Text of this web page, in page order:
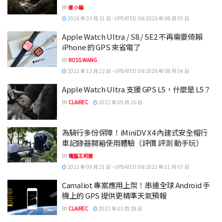
BY達小編
2026 年 03 月 31 日 - UPDATED ON 2026 年 08 月 05 日
Apple Watch Ultra / S8 / SE2 不再需要倚賴
iPhone 的 GPS 來省電了
BY ROSS WANG
2022 年 12 月 22 日 - UPDATED ON 2026 年 08 月 04 日
Apple Watch Ultra 支援 GPS L5，什麼是 L5？
BY CLAIREC 2022 年 09 月 26 日
為騎行多份保障！iMiniDV X4 內建式安全帽行
車記錄器開箱使用體驗（評價 評測 動手玩）
BY 電腦王阿達
2022 年 09 月 21 日 - UPDATED ON 2022 年 11 月 07 日
Camaliot 專案應用上架！串連全球 Android 手
機上的 GPS 提供更精準天氣預報
BY CLAIREC 2022 年 03 月 28 日